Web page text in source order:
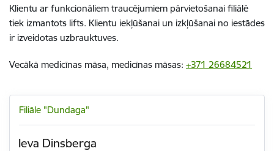
Klientu ar funkcionāliem traucējumiem pārvietošanai filiālē
tiek izmantots lifts. Klientu iekļūšanai un izkļūšanai no iestādes
ir izveidotas uzbrauktuves.
Vecākā medicīnas māsa, medicīnas māsas: +371 26684521
Filiāle "Dundaga"
Ieva Dinsberga